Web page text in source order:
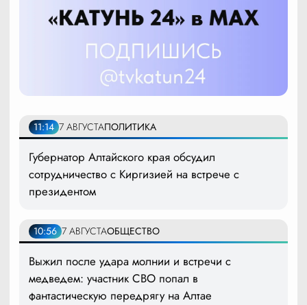
11:14 7 АВГУСТАПОЛИТИКА
Губернатор Алтайского края обсудил
сотрудничество с Киргизией на встрече с
президентом
10:56 7 АВГУСТАОБЩЕСТВО
Выжил после удара молнии и встречи с
медведем: участник СВО попал в
фантастическую передрягу на Алтае